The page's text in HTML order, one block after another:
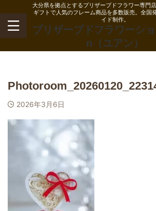
大分県を拠点とするプリザーブドフラワー専門
ギフトで人気のフレーム商品を多数販売。全国
イド制作。
プリザーブドフラワーシ
n（ユアン）
2026年3月6日